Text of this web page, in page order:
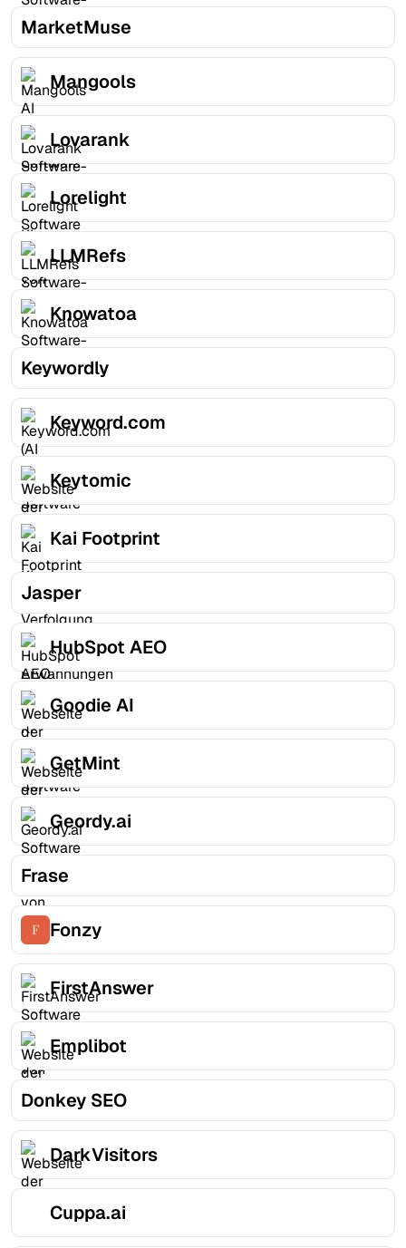
MarketMuse
Mangools
Lovarank
Lorelight
LLMRefs
Knowatoa
Keywordly
Keyword.com
Keytomic
Kai Footprint
Jasper
HubSpot AEO
Goodie AI
GetMint
Geordy.ai
Frase
Fonzy
FirstAnswer
Emplibot
Donkey SEO
DarkVisitors
Cuppa.ai